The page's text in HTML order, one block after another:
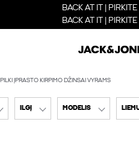
BACK AT IT |
BACK AT IT |
PILKI ĮPRASTO KIRPIMO DŽINSAI VYRAMS
ILGĮ MODELIS